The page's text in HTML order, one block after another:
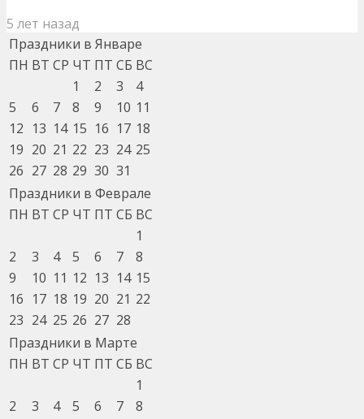
5 лет назад
Праздники в Январе
ПН ВТ СР ЧТ ПТ СБ ВС
1
2 3
4
5
6 7 8 9 10 11
12 13 14 15 16 17 18
19 20 21 22 23 24 25
26 27 28 29 30 31
Праздники в Феврале
ПН ВТ СР ЧТ ПТ СБ ВС
1
2
3 4 5 6 7
8
9
10 11 12 13 14 15
16 17 18 19 20 21 22
23 24 25 26 27 28
Праздники в Марте
ПН ВТ СР ЧТ ПТ СБ ВС
1
2
3 4 5 6 7
8